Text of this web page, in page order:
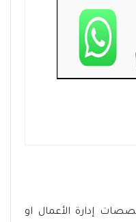
إدارة الأعمال او